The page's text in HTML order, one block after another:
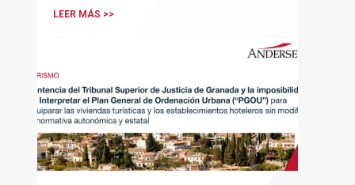
LEER MÁS >>